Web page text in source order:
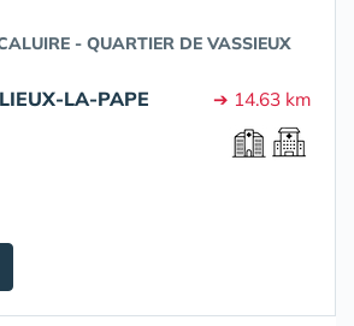
- QUARTIER DE VASSIEUX
LA-PAPE ➔ 14.63 km